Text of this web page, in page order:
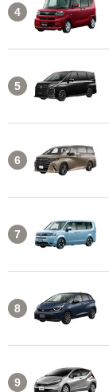
4
5
6
7
8
9